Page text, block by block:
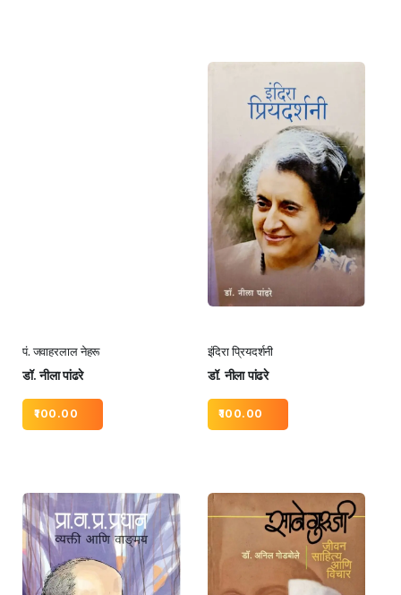
पं. जवाहरलाल नेहरू
डॉ. नीला पांढरे
100.00
इंदिरा प्रियदर्शनी
डॉ. नीला पांढरे
100.00